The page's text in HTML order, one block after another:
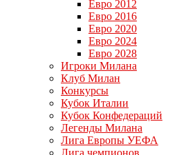
Евро 2012
Евро 2016
Евро 2020
Евро 2024
Евро 2028
Игроки Милана
Клуб Милан
Конкурсы
Кубок Италии
Кубок Конфедераций
Легенды Милана
Лига Европы УЕФА
Лига чемпионов